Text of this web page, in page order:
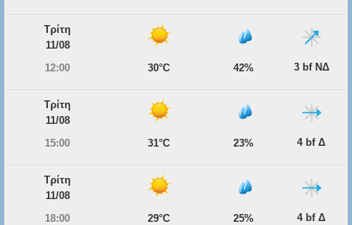
Τρίτη
11/08
12:00
30°C 42% 3 bf ΝΔ
Τρίτη
11/08
15:00
31°C 23% 4 bf Δ
Τρίτη
11/08
18:00
29°C 25% 4 bf Δ